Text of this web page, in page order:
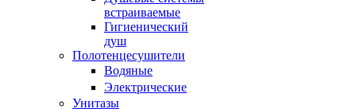
встраиваемые
Гигиенический
душ
Полотенцесушители
ㅤВодяные
ㅤЭлектрические
Унитазы